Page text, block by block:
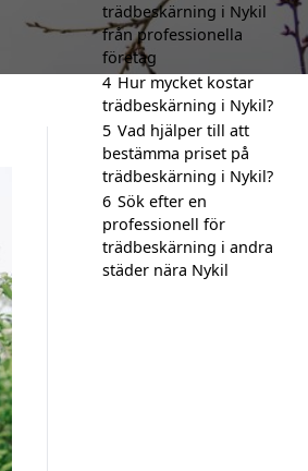
trädbeskärning i Nykil
från professionella
företag
4 Hur mycket kostar
trädbeskärning i Nykil?
5 Vad hjälper till att
bestämma priset på
trädbeskärning i Nykil?
6 Sök efter en
professionell för
trädbeskärning i andra
städer nära Nykil